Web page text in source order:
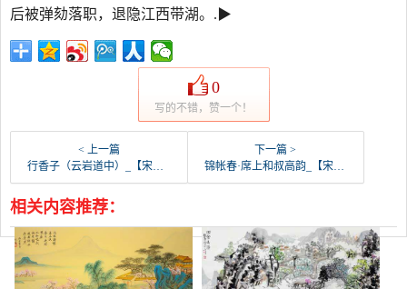
后被弹劾落职，退隐江西带湖。.▶
0
写的不错，赞一个！
< 上一篇
行香子（云岩道中）_【宋朝】_【辛弃疾】
下一篇 >
锦帐春·席上和叔高韵_【宋朝】_【辛弃疾】
相关内容推荐：